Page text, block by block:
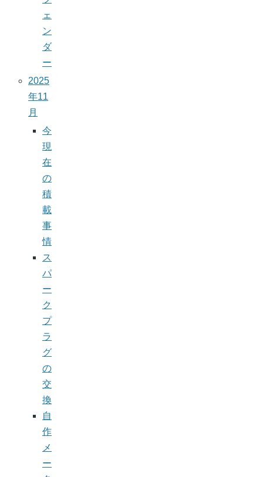
ェ
ン
ダ
ー
2025
年11
月
今
現
在
の
積
載
事
情
ス
パ
ー
ク
プ
ラ
グ
の
交
換
自
作
メ
ー